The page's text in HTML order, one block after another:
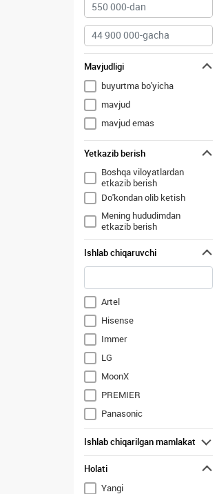
Mavjudligi
buyurtma bo'yicha
mavjud
mavjud emas
Yetkazib berish
Boshqa viloyatlardan
etkazib berish
Do'kondan olib ketish
Mening hududimdan
etkazib berish
Ishlab chiqaruvchi
Artel
Hisense
Immer
LG
MoonX
PREMIER
Panasonic
Samsung
Sony
TCL
Ishlab chiqarilgan mamlakat
Holati
Yangi